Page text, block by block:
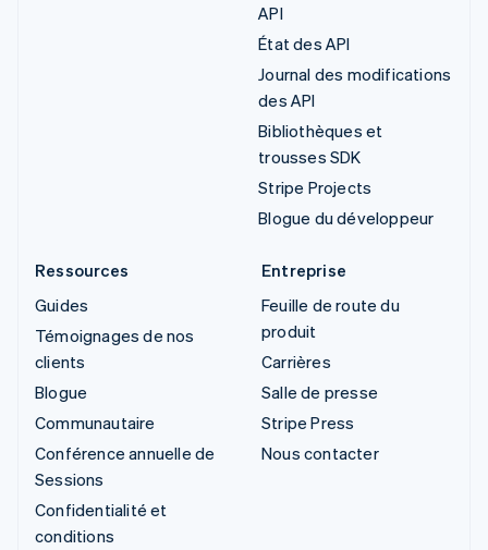
API
État des API
Journal des modifications
des API
Bibliothèques et
trousses SDK
Stripe Projects
Blogue du développeur
Ressources
Guides
Témoignages de nos
clients
Blogue
Communautaire
Conférence annuelle de
Sessions
Confidentialité et
conditions
Entreprise
Feuille de route du
produit
Carrières
Salle de presse
Stripe Press
Nous contacter